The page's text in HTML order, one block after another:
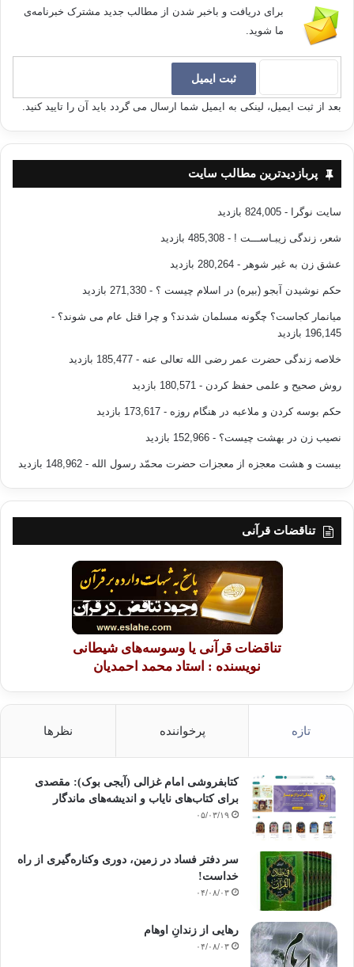
برای دریافت و باخبر شدن از مطالب جدید مشترک خبرنامه‌ی
ما شوید.
بعد از ثبت ایمیل، لینکی به ایمیل شما ارسال می گردد باید آن را تایید کنید.
پربازدیدترین مطالب سایت
سایت نوگرا - 824,005 بازدید
شعر، زندگی زیبـاســـت ! - 485,308 بازدید
عشق زن به غیر شوهر - 280,264 بازدید
حکم نوشیدن آبجو (بیره) در اسلام چیست ؟ - 271,330 بازدید
میانمار کجاست؟ چگونه مسلمان شدند؟ و چرا قتل عام می شوند؟ -
196,145 بازدید
خلاصه زندگی حضرت عمر رضی الله تعالی عنه - 185,477 بازدید
روش صحیح و علمی حفظ کردن - 180,571 بازدید
حکم بوسه کردن و ملاعبه در هنگام روزه - 173,617 بازدید
نصیب زن در بهشت چیست؟ - 152,966 بازدید
بیست و هشت معجزه از معجزات حضرت محمّد رسول الله - 148,962 بازدید
تناقضات قرآنی
تناقضات قرآنی یا وسوسه‌های شیطانی
نویسنده : استاد محمد احمدیان
تازه پرخواننده نظرها
کتابفروشی امام غزالی (آیجی بوک): مقصدی
برای کتاب‌های نایاب و اندیشه‌های ماندگار
۰۵/۰۳/۱۹
سر دفتر فساد در زمین‌، دوری وکناره‌گیری از راه
خداست‌!
۰۴/۰۸/۰۳
رهایی از زندانِ اوهام
۰۴/۰۸/۰۳